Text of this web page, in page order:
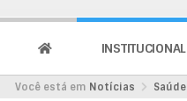
INSTITUCIONAL
Você está em Notícias Saúde